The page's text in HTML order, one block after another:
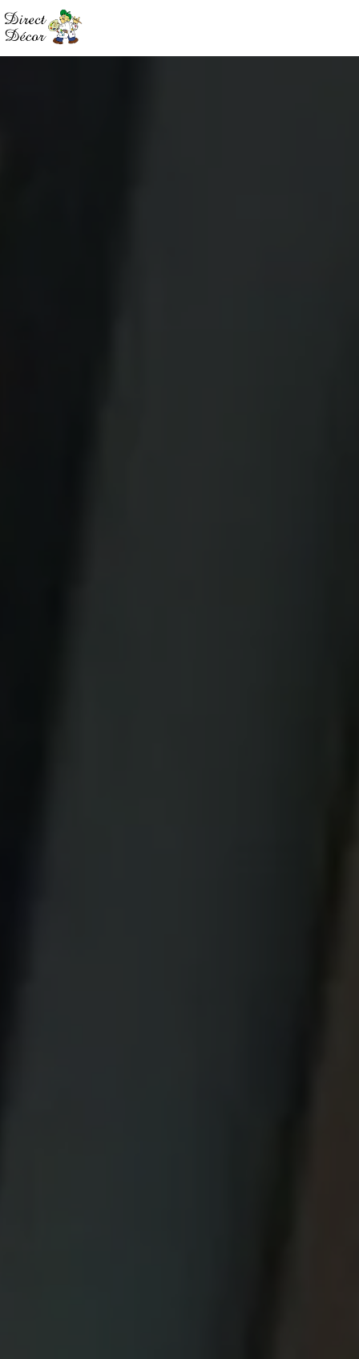
Panneau de gestion des cookies